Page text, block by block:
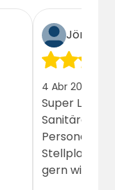
Jörg
4 Abr 2026
Super Lage,
Personal,
Stellplatz,
gern wieder